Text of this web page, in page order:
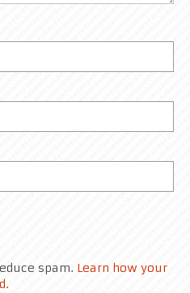
spam. Learn how your